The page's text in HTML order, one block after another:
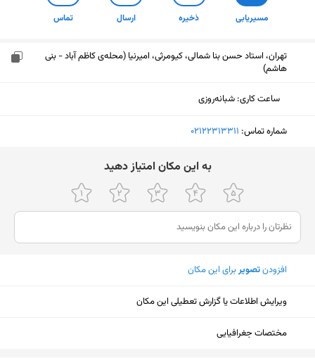
مسیریابی ذخیره ارسال تماس
تهران، استاد حسن بنا شمالی، کیومرثی، امیرنیا (محله‌ی کاظم آباد - بنی
هاشم)
ساعت کاری: شبانه‌روزی
شماره تماس: ‎02122313311
ﺑﻪ اﯾﻦ ﻣﮑﺎن اﻣﺘﯿﺎز دﻫﯿﺪ
افزودنتصویربرای این مکان
ویرایش اطلاعات یا گزارش تعطیلی این مکان
مختصات جغرافیایی